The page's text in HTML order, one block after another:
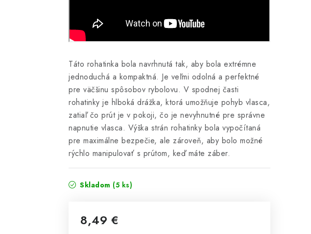
Táto rohatinka bola navrhnutá tak, aby bola extrémne
jednoduchá a kompaktná. Je veľmi odolná a perfektné
pre väčšinu spôsobov rybolovu. V spodnej časti
rohatinky je hlboká drážka, ktorá umožňuje pohyb vlasca,
zatiaľ čo prút je v pokoji, čo je nevyhnutné pre správne
napnutie vlasca. Výška strán rohatinky bola vypočítaná
pre maximálne bezpečie, ale zároveň, aby bolo možné
rýchlo manipulovať s prútom, keď máte záber.
Skladom (5 ks)
8,49 €